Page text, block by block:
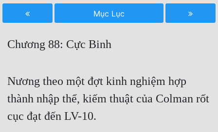
Hậu Cung
Truyện Dịch
Mục Lục
Chương 88: Cực Binh
Nương theo một đợt kinh nghiệm hợp
thành nhập thể, kiếm thuật của Colman rốt
cục đạt đến LV-10.